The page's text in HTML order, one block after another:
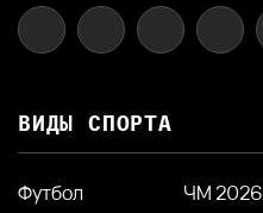
ВИДЫ СПОРТА
Футбол ЧМ 2026